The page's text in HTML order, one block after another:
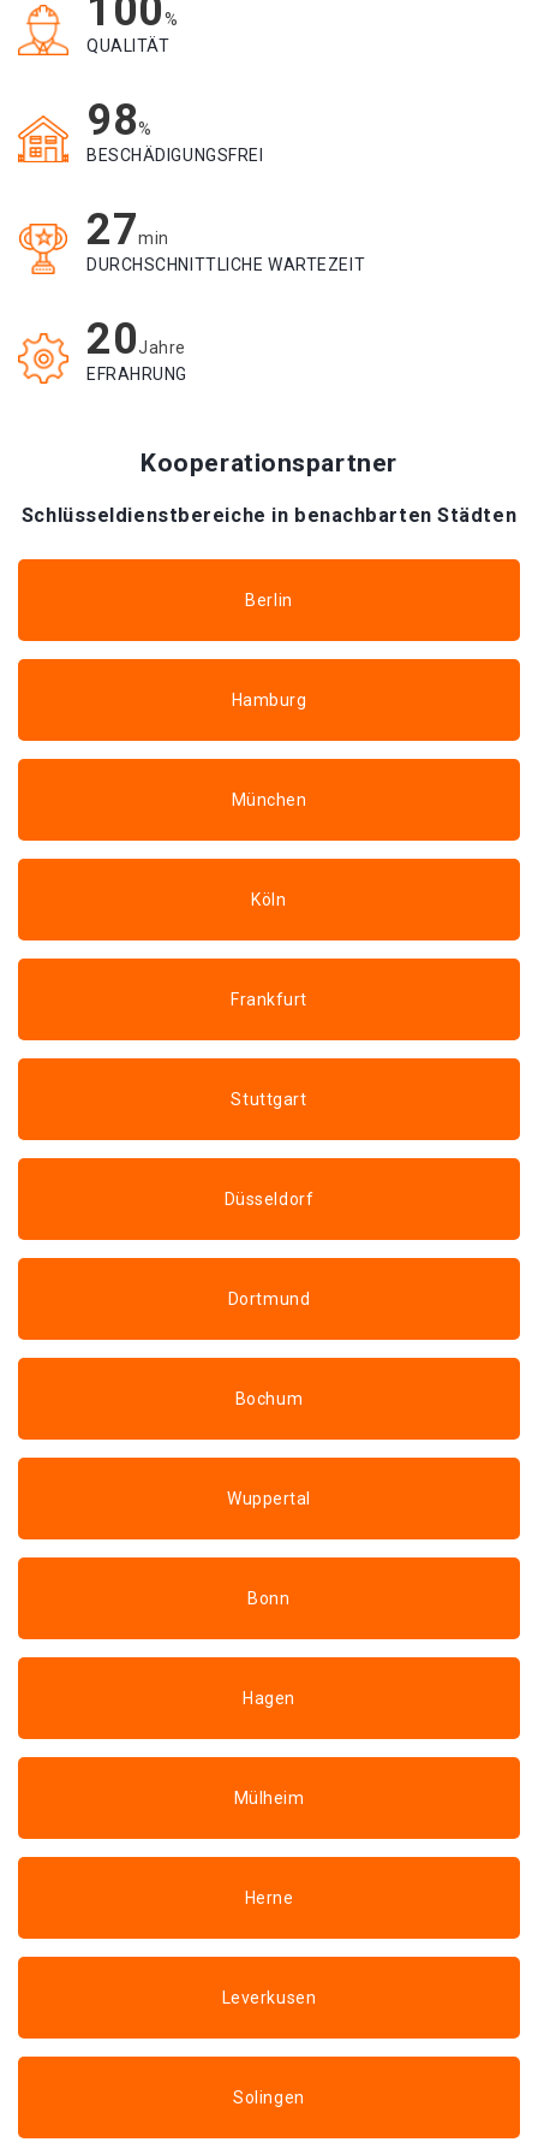
100%
QUALITÄT
98%
BESCHÄDIGUNGSFREI
27min
DURCHSCHNITTLICHE WARTEZEIT
20Jahre
EFRAHRUNG
Kooperationspartner
Schlüsseldienstbereiche in benachbarten Städten
Berlin
Hamburg
München
Köln
Frankfurt
Stuttgart
Düsseldorf
Dortmund
Bochum
Wuppertal
Bonn
Hagen
Mülheim
Herne
Leverkusen
Solingen